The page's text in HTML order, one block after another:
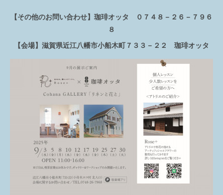
【その他のお問い合わせ】珈琲オッタ ０７４８－２６－７９６
８
【会場】滋賀県近江八幡市小船木町７３３－２２ 珈琲オッタ